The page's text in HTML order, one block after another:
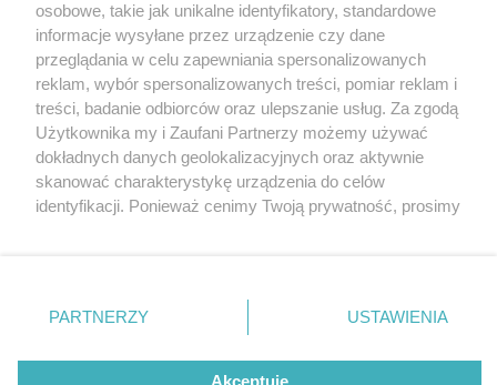
3 / 5
Katowice. Dolina Trzech
Stawów – staw Łąka. 21
czerwca 2025.
Nie zapomnij
zapoznać się z:
polityką prywatności regulamin korzystania z portali
Twojemiasto
Piekary Śląskie
Chorzów
Tarnowskie Góry
Gliwice
Skontakuj sięz nami
Kontakt
Wydawca
Redakcja
osobowe, takie jak unikalne identyfikatory, standardowe
informacje wysyłane przez urządzenie czy dane
przeglądania w celu zapewniania spersonalizowanych
reklam, wybór spersonalizowanych treści, pomiar reklam i
treści, badanie odbiorców oraz ulepszanie usług. Za zgodą
Użytkownika my i Zaufani Partnerzy możemy używać
dokładnych danych geolokalizacyjnych oraz aktywnie
skanować charakterystykę urządzenia do celów
identyfikacji. Ponieważ cenimy Twoją prywatność, prosimy
prywatności znajdujący się w lewym dolnym rogu strony
. Niektóre rodzaje przetwarzania danych nie wymagają
zgody użytkownika, ale masz prawo sprzeciwić się
takiemu przetwarzaniu. Preferencje będą miały
PARTNERZY USTAWIENIA
Akceptuję